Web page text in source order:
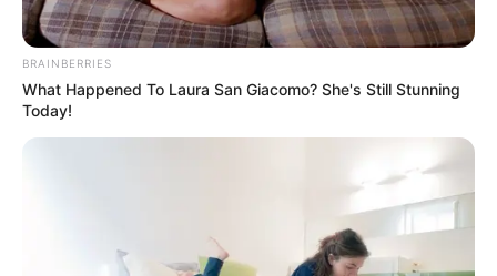
BRAINBERRIES
What Happened To Laura San Giacomo? She's Still Stunning
Today!